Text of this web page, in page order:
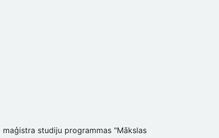
studiju programmas "Mākslas